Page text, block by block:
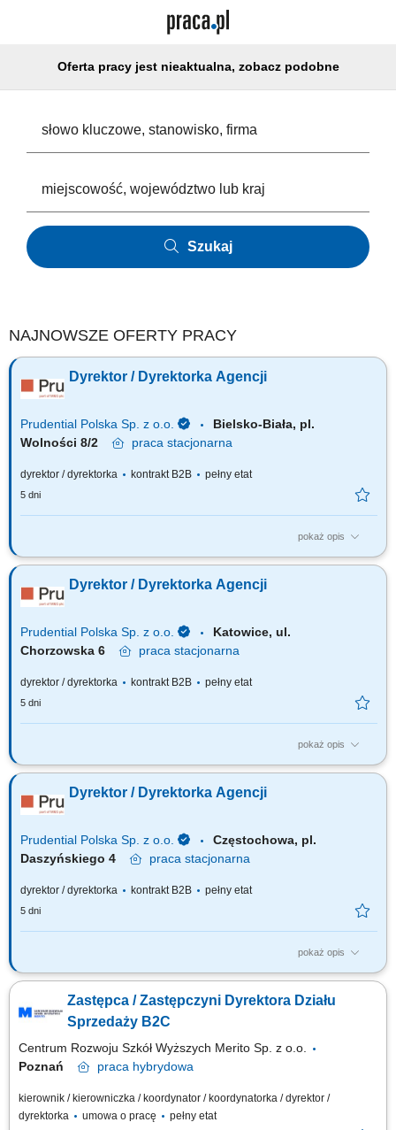
Oferta pracy jest nieaktualna, zobacz podobne
Szukaj
NAJNOWSZE OFERTY PRACY
Dyrektor / Dyrektorka Agencji
Prudential Polska Sp. z o.o.
Bielsko-Biała, pl.
Wolności 8/2
praca stacjonarna
dyrektor / dyrektorka kontrakt B2B pełny etat
5 dni
pokaż opis
Za co będziesz odpowiadać: własny biznes przychodowy i zarządzanie
Planowania Finansowego oraz Menedżerów, budowanie portfela
Klientów poprzez aktywną sprzedaż własną, zapewnienie wsparcia
Dyrektor / Dyrektorka Agencji
Prudential Polska Sp. z o.o.
Katowice, ul.
Chorzowska 6
praca stacjonarna
dyrektor / dyrektorka kontrakt B2B pełny etat
5 dni
pokaż opis
Za co będziesz odpowiadać: własny biznes przychodowy i zarządzanie
Planowania Finansowego oraz Menedżerów, budowanie portfela
Klientów poprzez aktywną sprzedaż własną, zapewnienie wsparcia
Dyrektor / Dyrektorka Agencji
Prudential Polska Sp. z o.o.
Częstochowa, pl.
Daszyńskiego 4
praca stacjonarna
dyrektor / dyrektorka kontrakt B2B pełny etat
5 dni
pokaż opis
Za co będziesz odpowiadać: własny biznes przychodowy i zarządzanie
Planowania Finansowego oraz Menedżerów, budowanie portfela
Klientów poprzez aktywną sprzedaż własną, zapewnienie wsparcia
Zastępca / Zastępczyni Dyrektora Działu
Sprzedaży B2C
Centrum Rozwoju Szkół Wyższych Merito Sp. z o.o.
Poznań
praca hybrydowa
kierownik / kierowniczka / koordynator / koordynatorka / dyrektor /
dyrektorka
umowa o pracę pełny etat